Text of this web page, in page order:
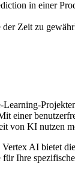
in einer
Zeit zu
einer
von KI nutzen
AI bietet
Ihre